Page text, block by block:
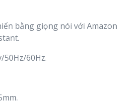
bằng giọng nói với Amazon
50Hz/60Hz.